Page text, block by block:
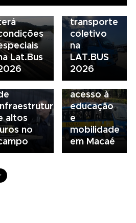
Lat.Bus
transporte
coletivo
na
LAT.BUS
2026
08/2026
FAESP
para
altos
no
04/08/2026
Renovação
da frota
escolar
fortalece
acesso à
educação
e
mobilidade
em Macaé